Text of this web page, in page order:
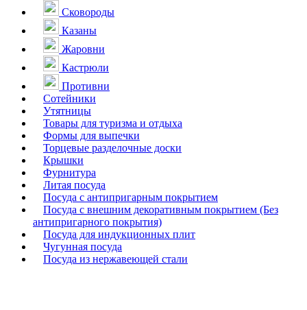
Сковороды
Казаны
Жаровни
Кастрюли
Противни
Сотейники
Утятницы
Товары для туризма и отдыха
Формы для выпечки
Торцевые разделочные доски
Крышки
Фурнитура
Литая посуда
Посуда с антипригарным покрытием
Посуда с внешним декоративным покрытием (Без
антипригарного покрытия)
Посуда для индукционных плит
Чугунная посуда
Посуда из нержавеющей стали